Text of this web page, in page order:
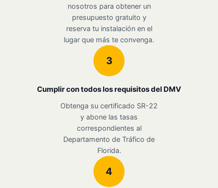
nosotros para obtener un
presupuesto gratuito y
reserva tu instalación en el
lugar que más te convenga.
3
Cumplir con todos los requisitos del DMV
Obtenga su certificado SR-22
y abone las tasas
correspondientes al
Departamento de Tráfico de
Florida.
4